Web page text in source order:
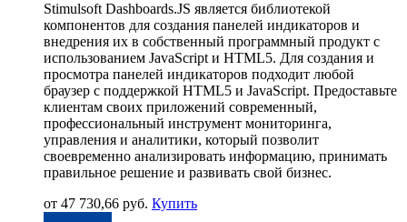
Stimulsoft Dashboards.JS является библиотекой
компонентов для создания панелей индикаторов и
внедрения их в собственный программный продукт с
использованием JavaScript и HTML5. Для создания и
просмотра панелей индикаторов подходит любой
браузер с поддержкой HTML5 и JavaScript. Предоставьте
клиентам своих приложений современный,
профессиональный инструмент мониторинга,
управления и аналитики, который позволит
своевременно анализировать информацию, принимать
правильное решение и развивать свой бизнес.
от 47 730,66 руб. Купить